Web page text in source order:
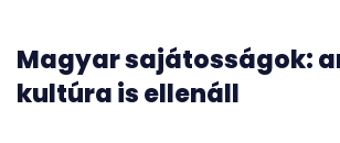
Magyar sajátosságok:
kultúra is ellenáll